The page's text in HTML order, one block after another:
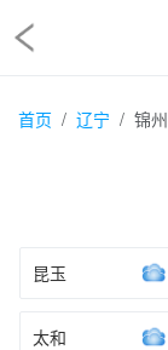
首页 辽宁 锦
昆玉
太和